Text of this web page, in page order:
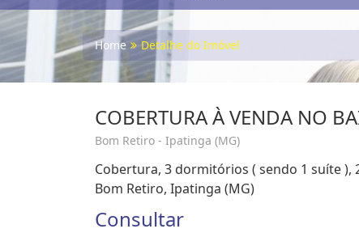
Home Detalhe do Imóvel
COBERTURA À VENDA NO
Bom Retiro - Ipatinga (MG)
Cobertura, 3 dormitórios ( sendo 1 suíte ),
Bom Retiro, Ipatinga (MG)
Consultar